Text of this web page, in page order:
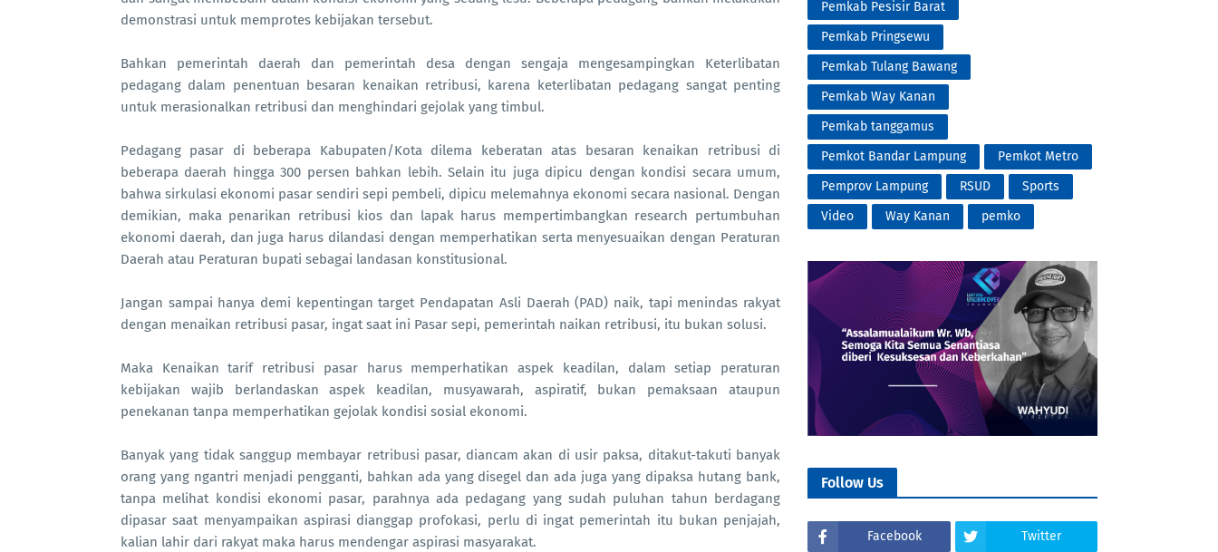
demonstrasi untuk memprotes kebijakan tersebut.
Bahkan pemerintah daerah dan pemerintah desa dengan sengaja mengesampingkan Keterlibatan
pedagang dalam penentuan besaran kenaikan retribusi, karena keterlibatan pedagang sangat penting
untuk merasionalkan retribusi dan menghindari gejolak yang timbul.
Pedagang pasar di beberapa Kabupaten/Kota dilema keberatan atas besaran kenaikan retribusi di
beberapa daerah hingga 300 persen bahkan lebih. Selain itu juga dipicu dengan kondisi secara umum,
bahwa sirkulasi ekonomi pasar sendiri sepi pembeli, dipicu melemahnya ekonomi secara nasional. Dengan
demikian, maka penarikan retribusi kios dan lapak harus mempertimbangkan research pertumbuhan
ekonomi daerah, dan juga harus dilandasi dengan memperhatikan serta menyesuaikan dengan Peraturan
Daerah atau Peraturan bupati sebagai landasan konstitusional.
Jangan sampai hanya demi kepentingan target Pendapatan Asli Daerah (PAD) naik, tapi menindas rakyat
dengan menaikan retribusi pasar, ingat saat ini Pasar sepi, pemerintah naikan retribusi, itu bukan solusi.
Maka Kenaikan tarif retribusi pasar harus memperhatikan aspek keadilan, dalam setiap peraturan
kebijakan wajib berlandaskan aspek keadilan, musyawarah, aspiratif, bukan pemaksaan ataupun
penekanan tanpa memperhatikan gejolak kondisi sosial ekonomi.
Banyak yang tidak sanggup membayar retribusi pasar, diancam akan di usir paksa, ditakut-takuti banyak
orang yang ngantri menjadi pengganti, bahkan ada yang disegel dan ada juga yang dipaksa hutang bank,
tanpa melihat kondisi ekonomi pasar, parahnya ada pedagang yang sudah puluhan tahun berdagang
dipasar saat menyampaikan aspirasi dianggap profokasi, perlu di ingat pemerintah itu bukan penjajah,
kalian lahir dari rakyat maka harus mendengar aspirasi masyarakat.
Pemkab Pesisir Barat
Pemkab Pringsewu
Pemkab Tulang Bawang
Pemkab Way Kanan
Pemkab tanggamus
Pemkot Bandar Lampung
Pemkot Metro
Pemprov Lampung
RSUD
Sports
Video
Way Kanan pemko
Follow Us
Facebook Twitter